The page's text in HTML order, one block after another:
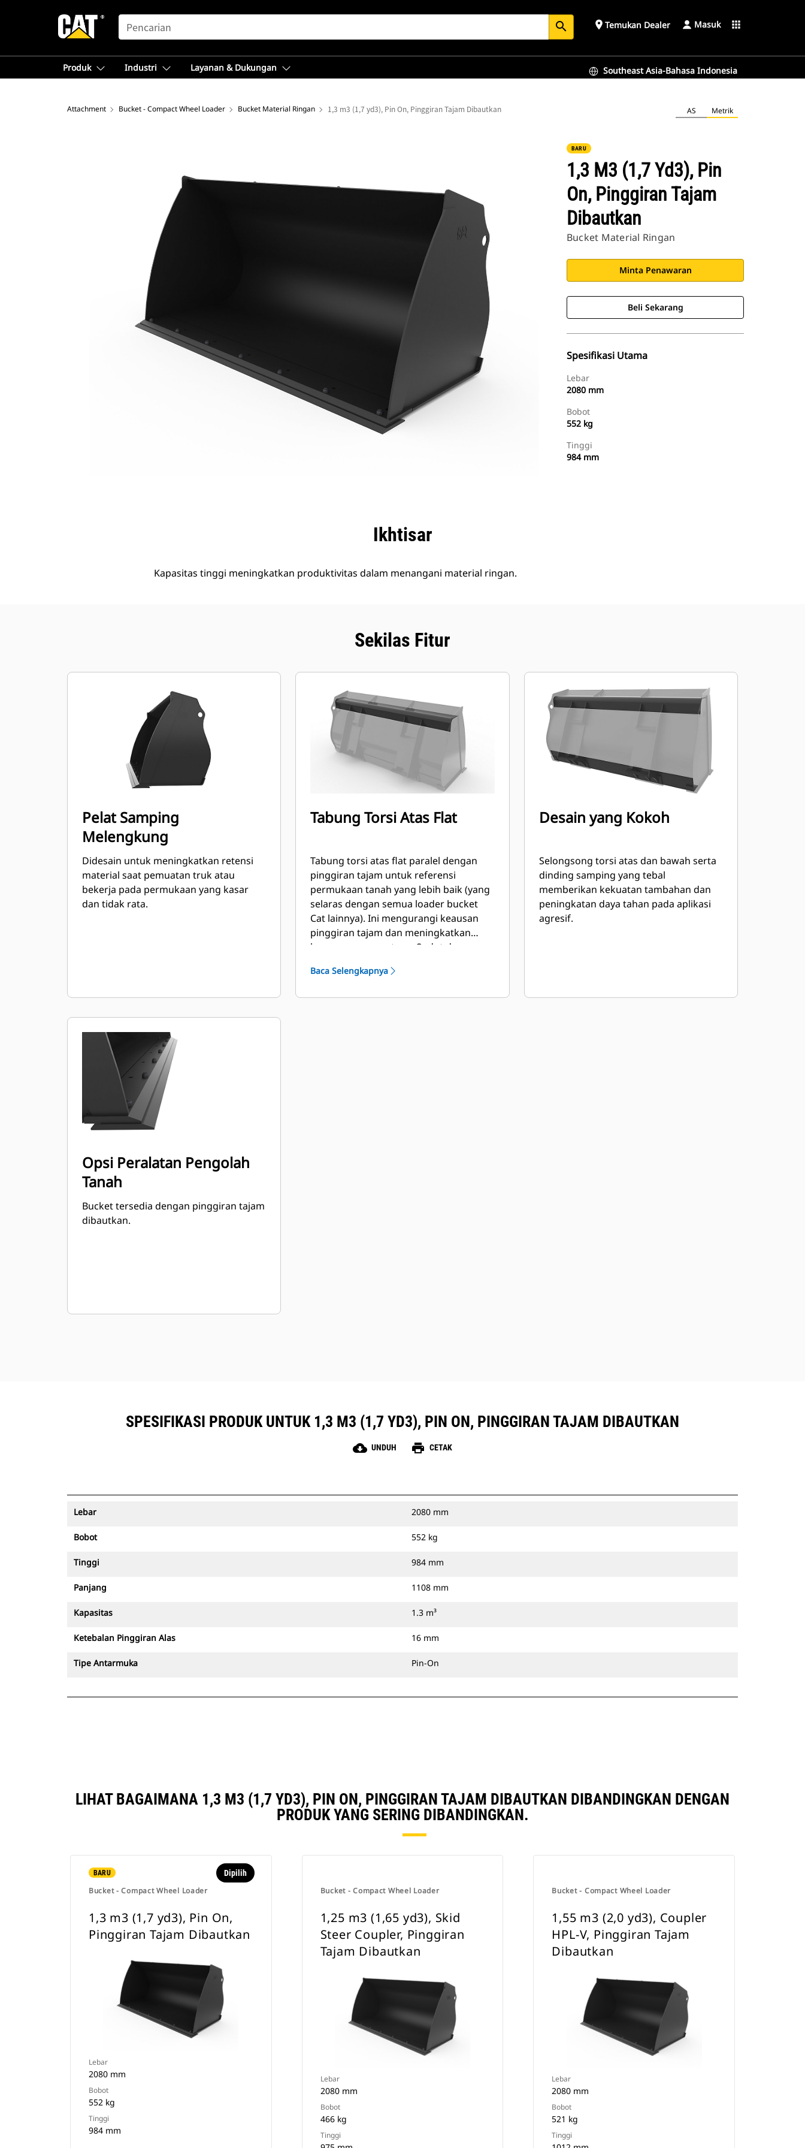
SEARCH search place Temukan Dealer Masuk apps
Produk Industri Layanan & Dukungan Southeast Asia-Bahasa Indonesia
Attachment Bucket - Compact Wheel Loader Bucket Material Ringan 1,3 m3 (1,7 yd3), Pin On, Pinggiran Tajam Dibautkan AS Metrik
BARU
1,3 M3 (1,7 Yd3), Pin
On, Pinggiran Tajam
Dibautkan
Bucket Material Ringan
Minta Penawaran
Beli Sekarang
Spesifikasi Utama
Lebar
2080 mm
Bobot
552 kg
Tinggi
984 mm
Ikhtisar
Kapasitas tinggi meningkatkan produktivitas dalam menangani material ringan.
Sekilas Fitur
Pelat Samping
Melengkung
Didesain untuk meningkatkan retensi
material saat pemuatan truk atau
bekerja pada permukaan yang kasar
dan tidak rata.
Tabung Torsi Atas Flat
Tabung torsi atas flat paralel dengan
pinggiran tajam untuk referensi
permukaan tanah yang lebih baik (yang
selaras dengan semua loader bucket
Cat lainnya). Ini mengurangi keausan
pinggiran tajam dan meningkatkan
kemampuan perataan. Sudut dan
mudah diukur dari dalam kabin.
Baca Selengkapnya
Desain yang Kokoh
Selongsong torsi atas dan bawah serta
dinding samping yang tebal
memberikan kekuatan tambahan dan
peningkatan daya tahan pada aplikasi
agresif.
Opsi Peralatan Pengolah
Tanah
Bucket tersedia dengan pinggiran tajam
dibautkan.
SPESIFIKASI PRODUK UNTUK 1,3 M3 (1,7 YD3), PIN ON, PINGGIRAN TAJAM DIBAUTKAN
cloud_download UNDUH print CETAK
Lebar 2080 mm
Bobot 552 kg
Tinggi 984 mm
Panjang 1108 mm
Kapasitas 1.3 m³
Ketebalan Pinggiran Alas 16 mm
Tipe Antarmuka Pin-On
LIHAT BAGAIMANA 1,3 M3 (1,7 YD3), PIN ON, PINGGIRAN TAJAM DIBAUTKAN DIBANDINGKAN DENGAN
PRODUK YANG SERING DIBANDINGKAN.
BARU
Bucket - Compact Wheel Loader
Dipilih
1,3 m3 (1,7 yd3), Pin On,
Pinggiran Tajam Dibautkan
Lebar
2080 mm
Bobot
552 kg
Tinggi
984 mm
Bucket - Compact Wheel Loader
1,25 m3 (1,65 yd3), Skid
Steer Coupler, Pinggiran
Tajam Dibautkan
Lebar
2080 mm
Bobot
466 kg
Tinggi
Bucket - Compact Wheel Loader
1,55 m3 (2,0 yd3), Coupler
HPL-V, Pinggiran Tajam
Dibautkan
Lebar
2080 mm
Bobot
521 kg
Tinggi